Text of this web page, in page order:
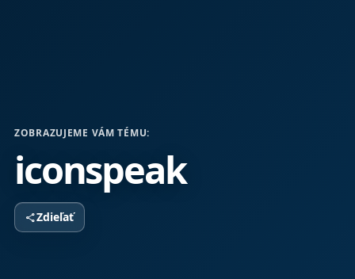
ZOBRAZUJEME VÁM TÉMU:
iconspeak
shareZdieľať